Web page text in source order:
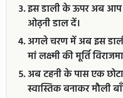
इस डाली के ऊपर अब
ओढ़नी डाल दें।
अगले चरण में अब इस
मां लक्ष्मी की मूर्ति
अब टहनी के पास एक
स्वास्तिक बनाकर मौली